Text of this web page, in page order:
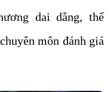
dai dẳng, thế
môn đánh giá